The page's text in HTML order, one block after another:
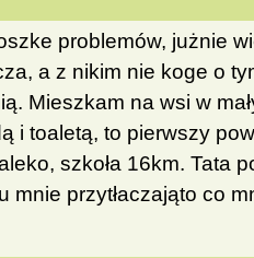
problemów, jużnie
a z nikim nie koge o
Mieszkam na wsi w
i toaletą, to pierwszy
szkoła 16km. Tata
mnie przytłaczająto co